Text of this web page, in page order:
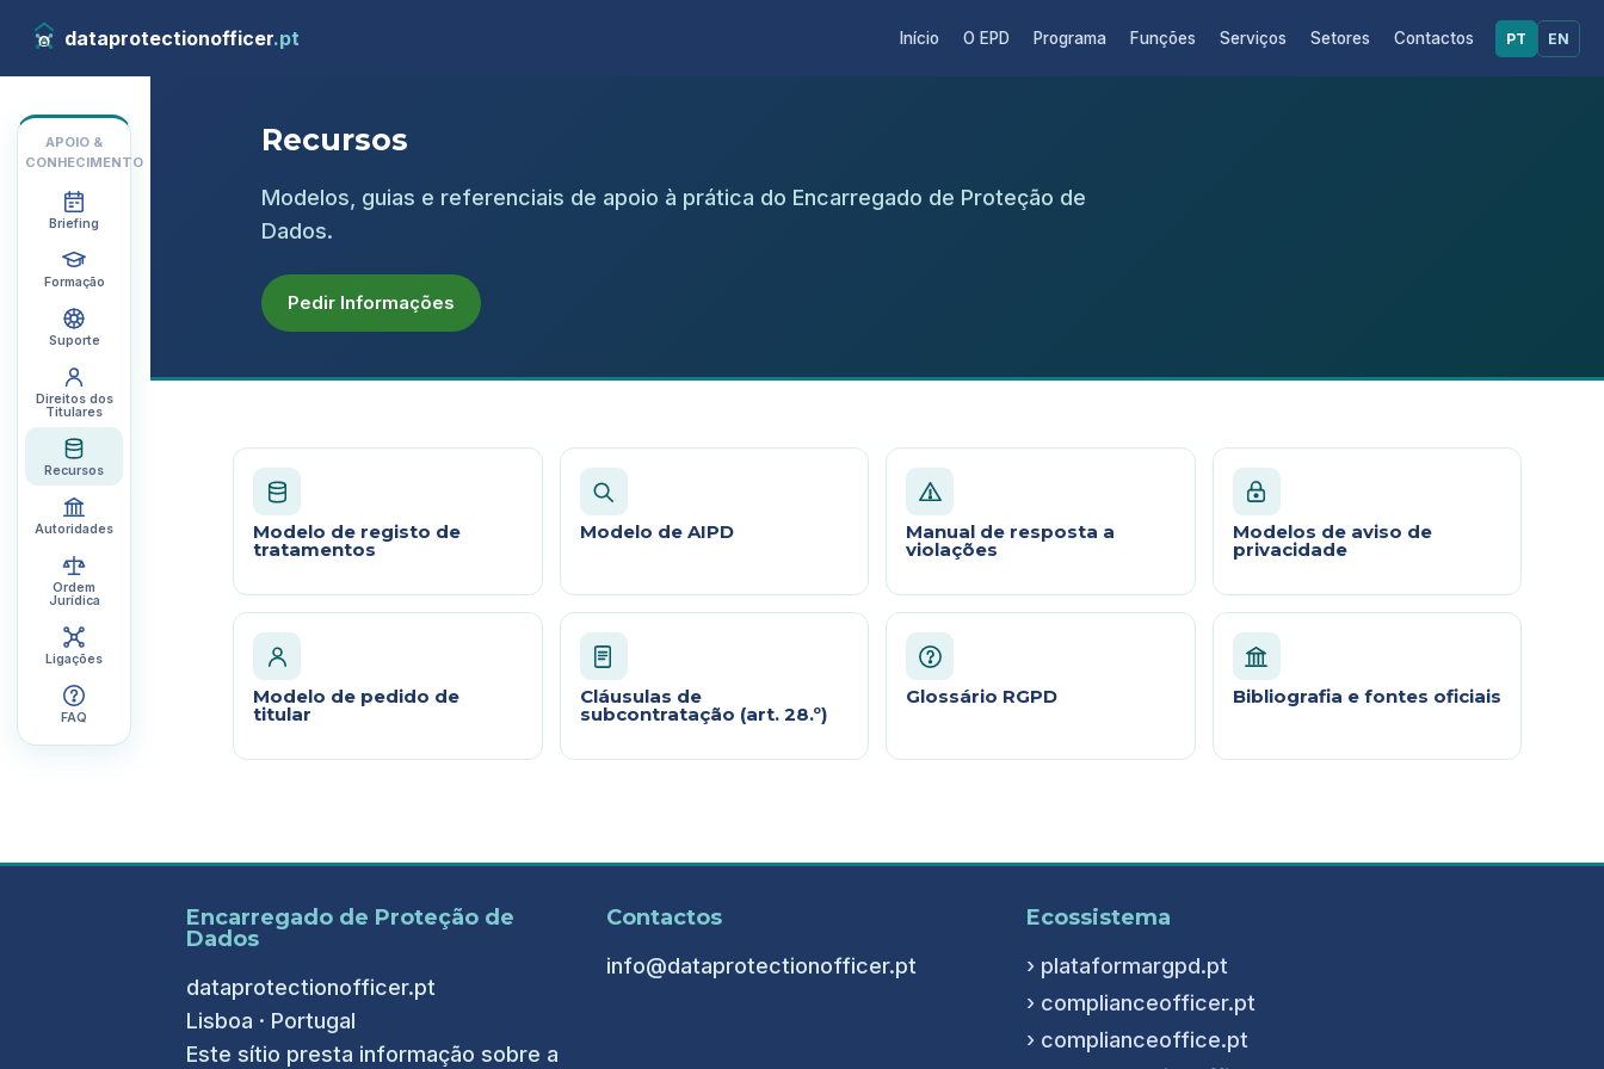
dataprotectionofficer.pt Início O EPD Programa Funções Serviços Setores Contactos PT EN
APOIO &
CONHECIMENTO
Briefing
Formação
Suporte
Direitos dos
Titulares
Recursos
Autoridades
Ordem
Jurídica
Ligações
FAQ
Recursos
Modelos, guias e referenciais de apoio à prática do Encarregado de Proteção de
Dados.
Pedir Informações
Modelo de registo de
tratamentos
Modelo de AIPD Manual de resposta a
violações
Modelos de aviso de
privacidade
Modelo de pedido de
titular
Cláusulas de
subcontratação (art. 28.º)
Glossário RGPD Bibliografia e fontes oficiais
Encarregado de Proteção de
Dados
dataprotectionofficer.pt
Lisboa · Portugal
Este sítio presta informação sobre a
Contactos
info@dataprotectionofficer.pt
Ecossistema
› plataformargpd.pt
› complianceofficer.pt
› complianceoffice.pt